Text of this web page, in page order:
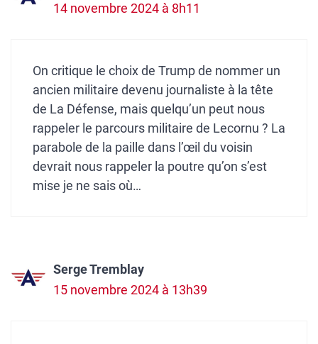
14 novembre 2024 à 8h11
On critique le choix de Trump de nommer un
ancien militaire devenu journaliste à la tête
de La Défense, mais quelqu’un peut nous
rappeler le parcours militaire de Lecornu ? La
parabole de la paille dans l’œil du voisin
devrait nous rappeler la poutre qu’on s’est
mise je ne sais où…
Serge Tremblay
15 novembre 2024 à 13h39